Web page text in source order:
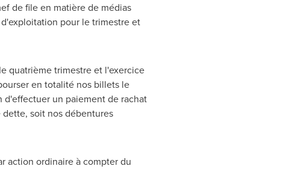
de file en matière de médias
pour le trimestre et
quatrième trimestre et l'exercice
en totalité nos billets le
d'effectuer un paiement de rachat
soit nos débentures
action ordinaire à compter du